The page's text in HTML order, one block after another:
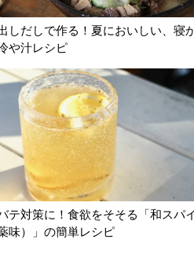
しだしで作る！夏においしい、寝
や汁レシピ
テ対策に！食欲をそそる「和スパ
薬味）」の簡単レシピ